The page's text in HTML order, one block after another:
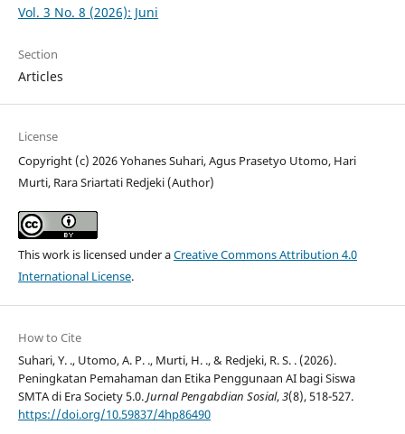
Vol. 3 No. 8 (2026): Juni
Section
Articles
License
Copyright (c) 2026 Yohanes Suhari, Agus Prasetyo Utomo, Hari
Murti, Rara Sriartati Redjeki (Author)
This work is licensed under aCreative Commons Attribution 4.0
International License.
How to Cite
Suhari, Y. ., Utomo, A. P. ., Murti, H. ., & Redjeki, R. S. . (2026).
Peningkatan Pemahaman dan Etika Penggunaan AI bagi Siswa
SMTA di Era Society 5.0.Jurnal Pengabdian Sosial,3(8), 518-527.
https://doi.org/10.59837/4hp86490